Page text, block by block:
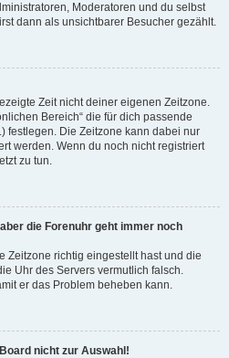
Moderatoren und du selbst
dann als unsichtbarer Besucher gezählt.
Zeit nicht deiner eigenen Zeitzone.
Bereich“ die für dich passende
festlegen. Die Zeitzone kann dabei nur
werden. Wenn du noch nicht registriert
zu tun.
die Forenuhr geht immer noch
Zeitzone richtig eingestellt hast und die
Uhr des Servers vermutlich falsch.
er das Problem beheben kann.
nicht zur Auswahl!